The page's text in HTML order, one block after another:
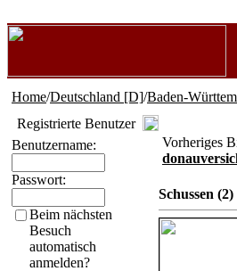
Home/Deutschland [D]/Baden-
Registrierte Benutzer
Benutzername:
Passwort:
Beim nächsten
Besuch
automatisch
anmelden?
Vorheriges
Schussen (2)